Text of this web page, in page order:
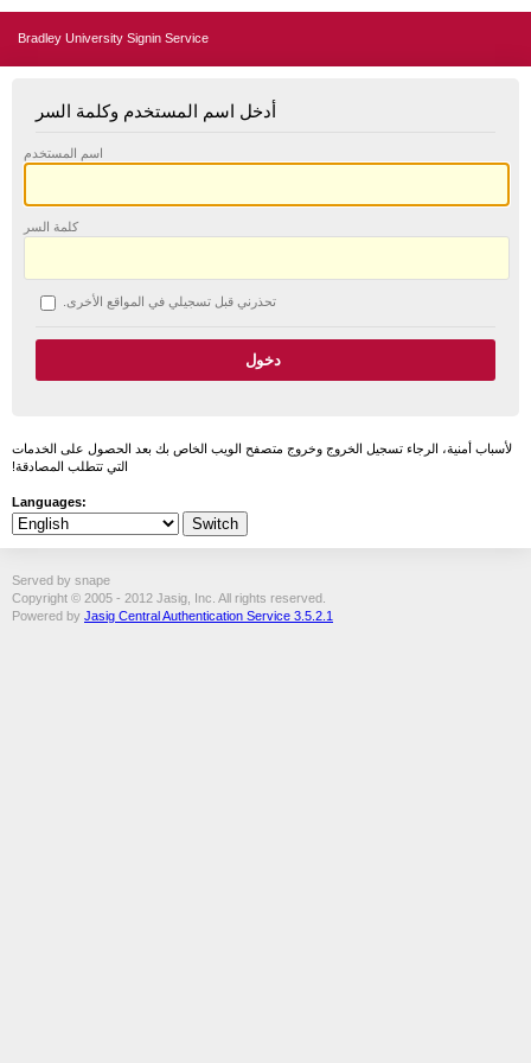
Bradley University Signin Service
أدخل اسم المستخدم وكلمة السر
اسم المستخدم
كلمة السر
تحذرني قبل تسجيلي في المواقع الأخرى.
لأسباب أمنية، الرجاء تسجيل الخروج وخروج متصفح الويب الخاص بك بعد الحصول على الخدمات
التي تتطلب المصادقة!
Languages:
Served by snape
Copyright © 2005 - 2012 Jasig, Inc. All rights reserved.
Powered by Jasig Central Authentication Service 3.5.2.1